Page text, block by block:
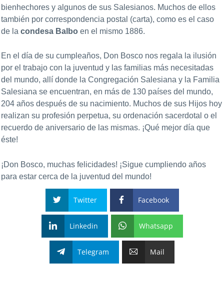
bienhechores y algunos de sus Salesianos. Muchos de ellos
también por correspondencia postal (carta), como es el caso
de lacondesa Balbo en el mismo 1886.
En el día de su cumpleaños, Don Bosco nos regala la ilusión
por el trabajo con la juventud y las familias más necesitadas
del mundo, allí donde la Congregación Salesiana y la Familia
Salesiana se encuentran, en más de 130 países del mundo,
204 años después de su nacimiento. Muchos de sus Hijos hoy
realizan su profesión perpetua, su ordenación sacerdotal o el
recuerdo de aniversario de las mismas. ¡Qué mejor día que
éste!
¡Don Bosco, muchas felicidades! ¡Sigue cumpliendo años
para estar cerca de la juventud del mundo!
Twitter Facebook
Linkedin Whatsapp
Telegram Mail